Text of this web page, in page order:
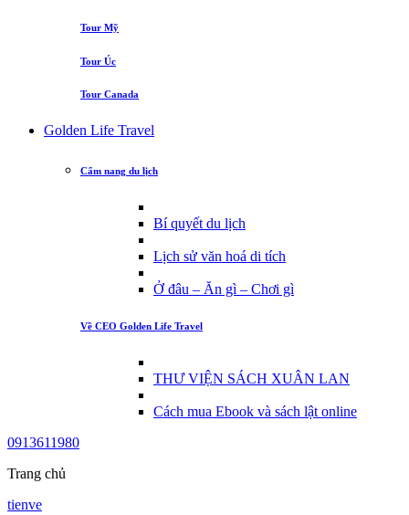
Tour Mỹ
Tour Úc
Tour Canada
Golden Life Travel
Cẩm nang du lịch
Bí quyết du lịch
Lịch sử văn hoá di tích
Ở đâu – Ăn gì – Chơi gì
Về CEO Golden Life Travel
THƯ VIỆN SÁCH XUÂN LAN
Cách mua Ebook và sách lật online
0913611980
Trang chủ
tienve